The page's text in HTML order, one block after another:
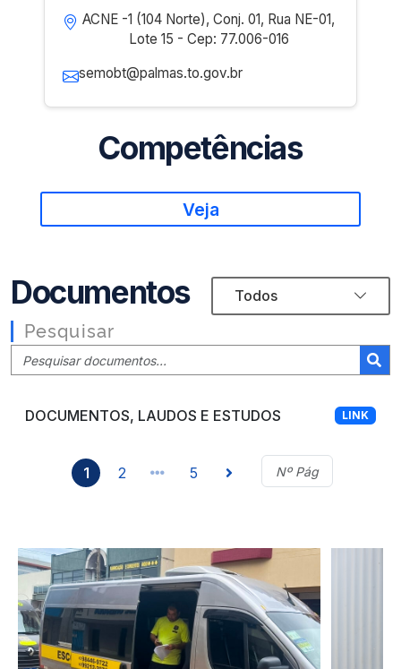
ACNE -1 (104 Norte), Conj. 01, Rua NE-01,
Lote 15 - Cep: 77.006-016
semobt@palmas.to.gov.br
Competências
Veja
Documentos Todos
Pesquisar
Pesquisar
DOCUMENTOS, LAUDOS E ESTUDOS LINK
1 2 5